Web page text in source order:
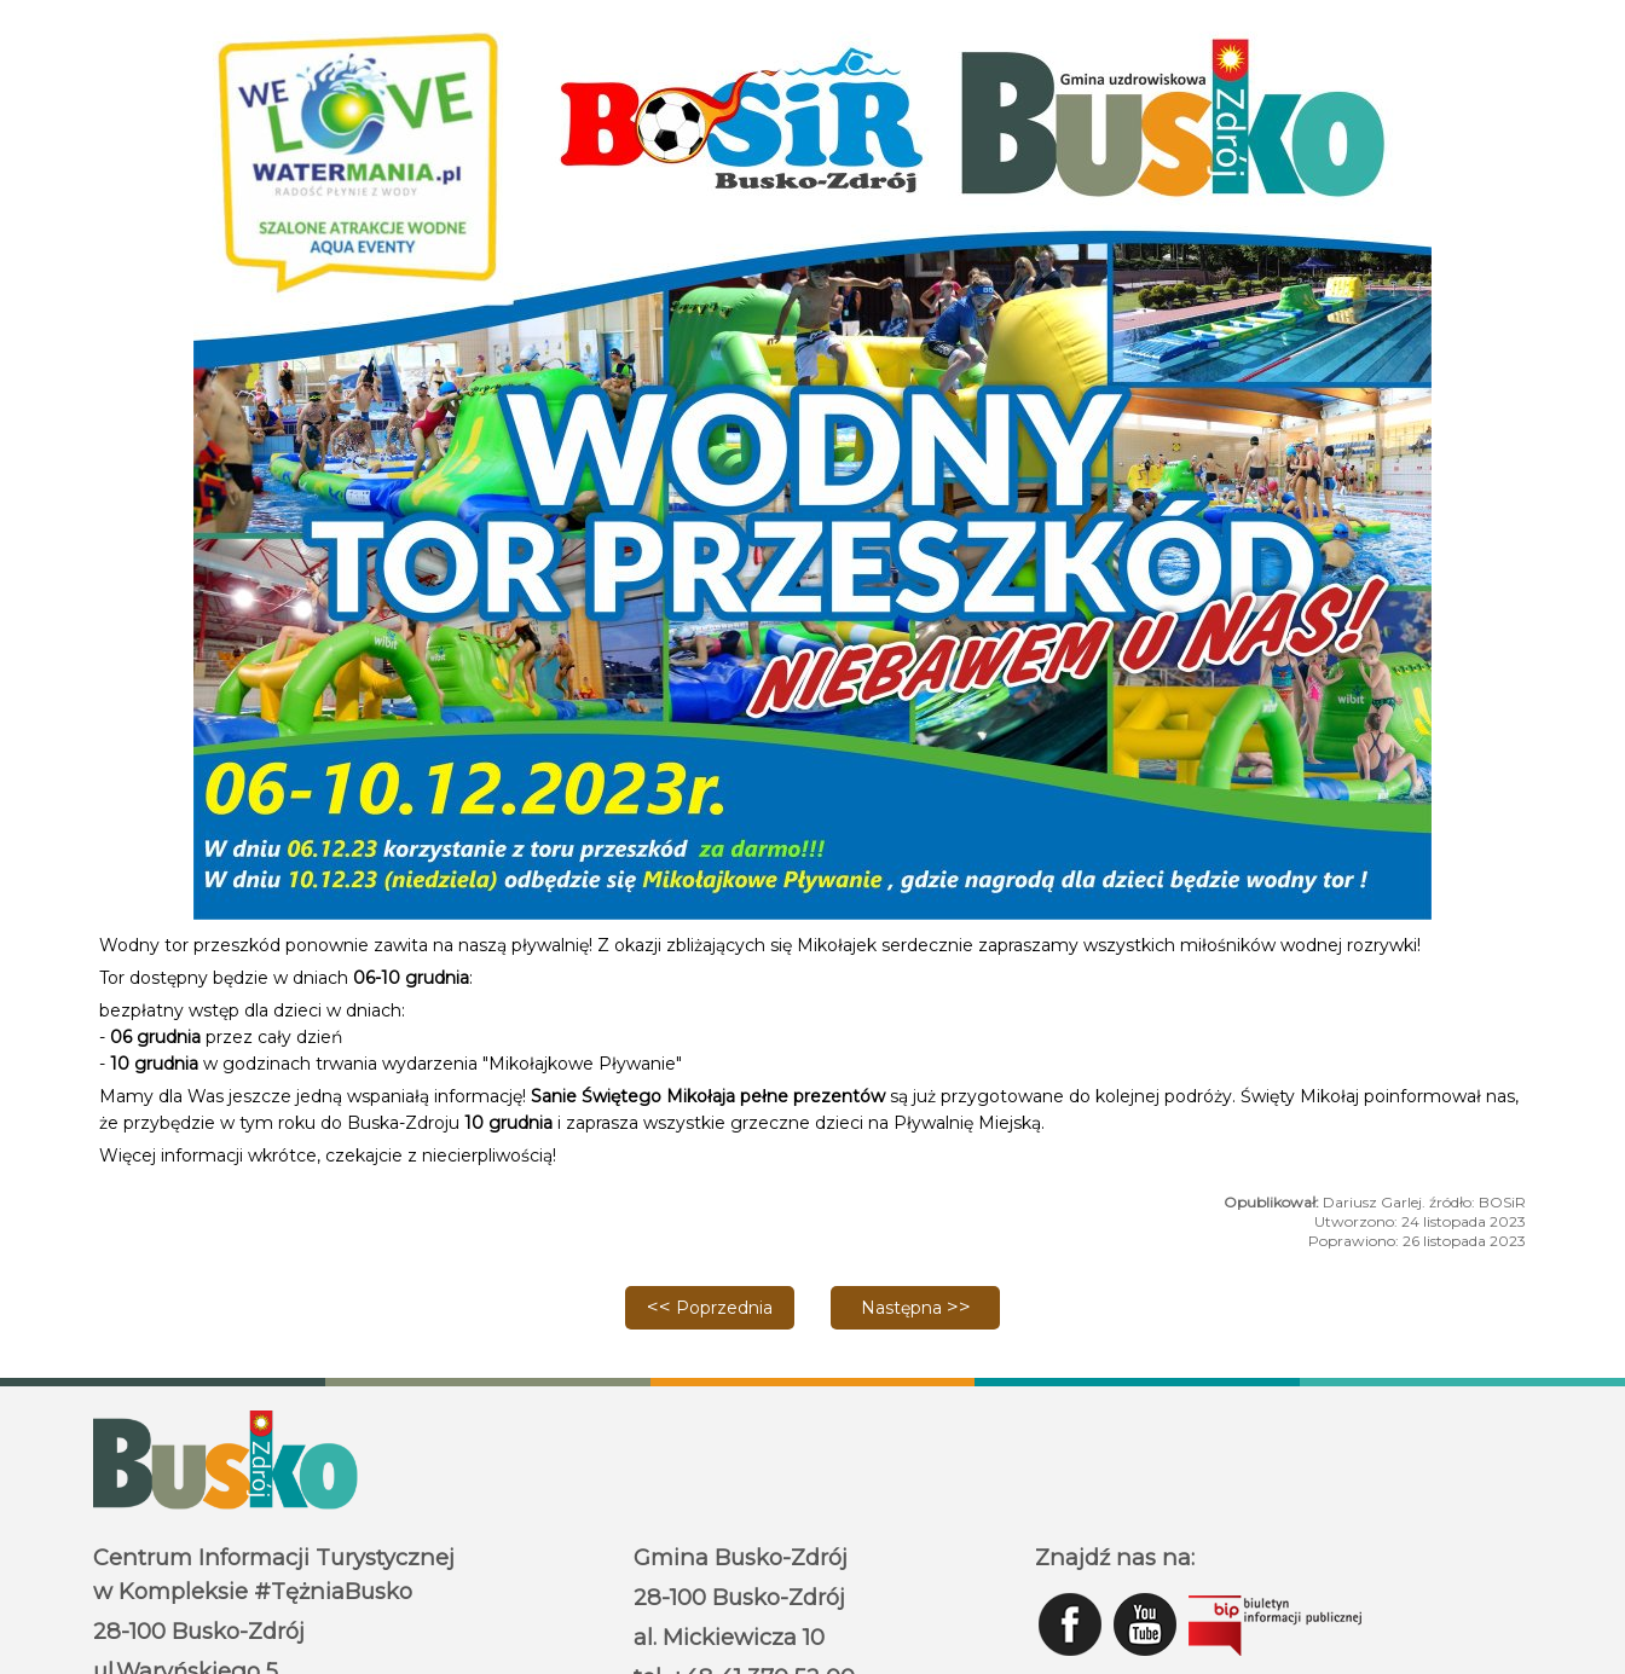
Wodny tor przeszkód ponownie zawita na naszą pływalnię! Z okazji zbliżających się Mikołajek serdecznie zapraszamy wszystkich miłośników wodnej rozrywki!
Tor dostępny będzie w dniach 06-10 grudnia:
bezpłatny wstęp dla dzieci w dniach:
- 06 grudnia przez cały dzień
- 10 grudnia w godzinach trwania wydarzenia "Mikołajkowe Pływanie"
Mamy dla Was jeszcze jedną wspaniałą informację! Sanie Świętego Mikołaja pełne prezentówsą już przygotowane do kolejnej podróży. Święty Mikołaj poinformował nas,
że przybędzie w tym roku do Buska-Zdroju 10 grudnia i zaprasza wszystkie grzeczne dzieci na Pływalnię Miejską.
Więcej informacji wkrótce, czekajcie z niecierpliwością!
Dariusz Garlej. źródło: BOSiR
Utworzono: 24 listopada 2023
Poprawiono: 26 listopada 2023
Poprzednia strona: Mikołajki z BSCK
Poprzednia Następna strona: Dyniowe Busko & Straszna Dynia - warsztaty dla dzieci
Następna
Centrum Informacji Turystycznej
w Kompleksie #TężniaBusko
28-100 Busko-Zdrój
Gmina Busko-Zdrój
28-100 Busko-Zdrój
al. Mickiewicza 10
Znajdź nas na: